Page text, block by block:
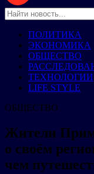
ПОЛИТИКА
ЭКОНОМИКА
ОБЩЕСТВО
ТЕХНОЛОГИИ
LIFE STYLE
ОБЩЕСТВО
Жители
о своём
чем